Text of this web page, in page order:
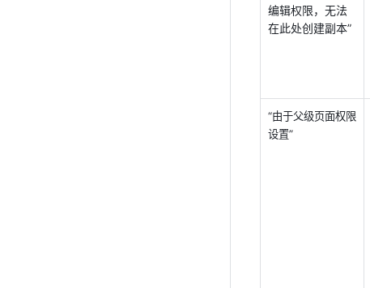
编辑权限，无法
在此处创建副本”
“由于父级页面权限
设置”